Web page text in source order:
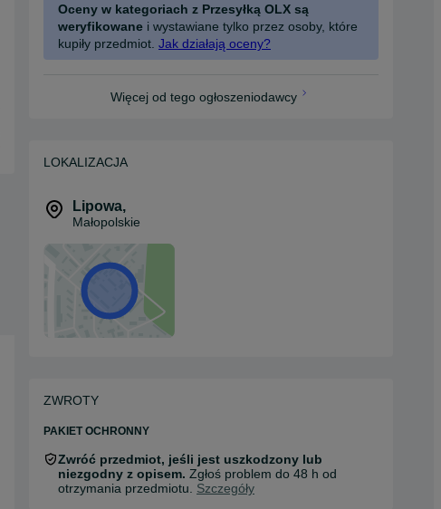
Oceny w kategoriach z Przesyłką OLX są
weryfikowane i wystawiane tylko przez osoby, które
kupiły przedmiot. Jak działają oceny?
Więcej od tego ogłoszeniodawcy
LOKALIZACJA
Lipowa,
Małopolskie
ZWROTY
PAKIET OCHRONNY
Zwróć przedmiot, jeśli jest uszkodzony lub
niezgodny z opisem. Zgłoś problem do 48 h od
otrzymania przedmiotu. Szczegóły